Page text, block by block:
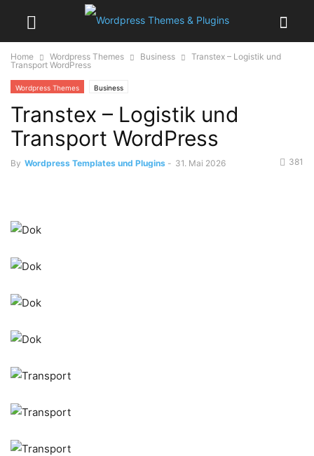
Home Wordpress Themes Business
Transtex – Logistik und
Transport WordPress
Wordpress Themes Business
Transtex – Logistik und
Transport WordPress
By Wordpress Templates und Plugins - 31. Mai 2026 381